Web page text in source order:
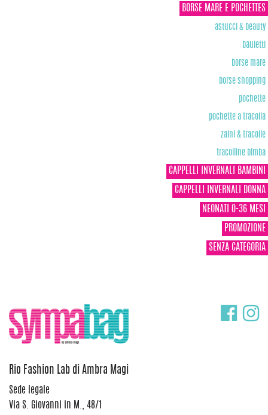
BORSE MARE E POCHETTES
astucci & beauty
bauletti
borse mare
borse shopping
pochette
pochette a tracolla
zaini & tracolle
tracolline bimba
CAPPELLI INVERNALI BAMBINI
CAPPELLI INVERNALI DONNA
NEONATI 0-36 MESI
PROMOZIONE
SENZA CATEGORIA
Rio Fashion Lab di Ambra Magi
Sede legale
Via S. Giovanni in M., 48/1